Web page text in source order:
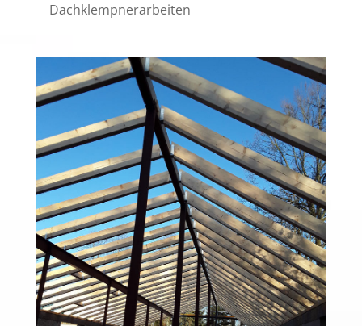
Dachklempnerarbeiten